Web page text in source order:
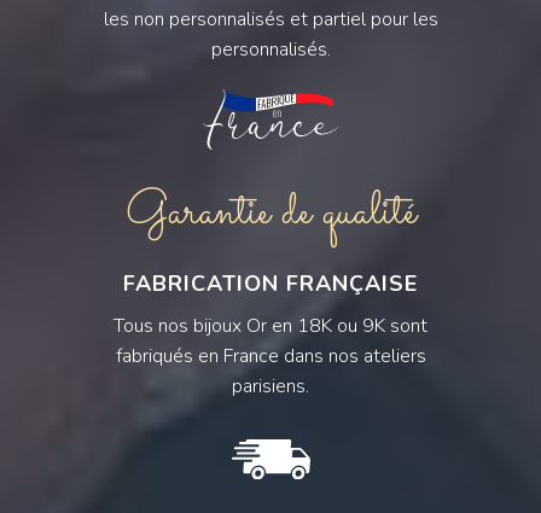
les non personnalisés et partiel pour les
personnalisés.
Garantie de qualité
FABRICATION FRANÇAISE
Tous nos bijoux Or en 18K ou 9K sont
fabriqués en France dans nos ateliers
parisiens.